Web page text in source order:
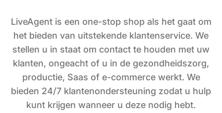
LiveAgent is een one-stop shop als het gaat om
het bieden van uitstekende klantenservice. We
stellen u in staat om contact te houden met uw
klanten, ongeacht of u in de gezondheidszorg,
productie, Saas of e-commerce werkt. We
bieden 24/7 klantenondersteuning zodat u hulp
kunt krijgen wanneer u deze nodig hebt.